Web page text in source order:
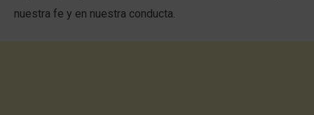
nuestra fe y en nuestra conducta.